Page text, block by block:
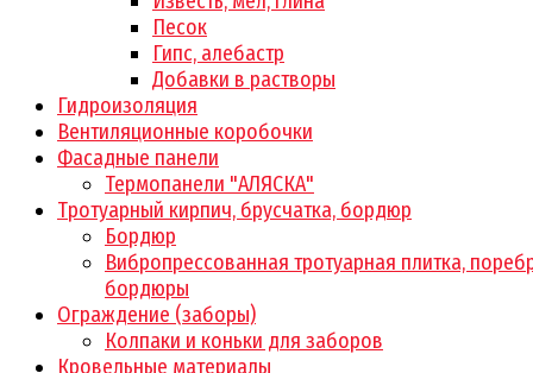
Песок
Гипс, алебастр
Добавки в растворы
Гидроизоляция
Вентиляционные коробочки
Фасадные панели
Термопанели "АЛЯСКА"
Тротуарный кирпич, брусчатка, бордюр
Бордюр
Вибропрессованная тротуарная плитка,
бордюры
Ограждение (заборы)
Колпаки и коньки для заборов
Кровельные материалы